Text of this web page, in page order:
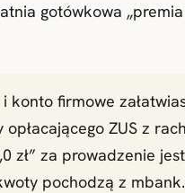
gotówkowa
firmowe
ZUS z
zł” za prowadzenie jest
pochodzą z